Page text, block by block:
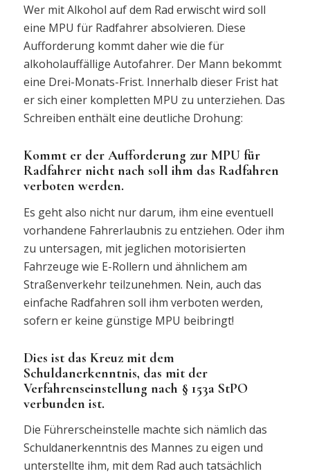
Wer mit Alkohol auf dem Rad erwischt wird soll
eine MPU für Radfahrer absolvieren. Diese
Aufforderung kommt daher wie die für
alkoholauffällige Autofahrer. Der Mann bekommt
eine Drei-Monats-Frist. Innerhalb dieser Frist hat
er sich einer kompletten MPU zu unterziehen. Das
Schreiben enthält eine deutliche Drohung:
Kommt er der Aufforderung zur MPU für
Radfahrer nicht nach soll ihm das Radfahren
verboten werden.
Es geht also nicht nur darum, ihm eine eventuell
vorhandene Fahrerlaubnis zu entziehen. Oder ihm
zu untersagen, mit jeglichen motorisierten
Fahrzeuge wie E-Rollern und ähnlichem am
Straßenverkehr teilzunehmen. Nein, auch das
einfache Radfahren soll ihm verboten werden,
sofern er keine günstige MPU beibringt!
Dies ist das Kreuz mit dem
Schuldanerkenntnis, das mit der
Verfahrenseinstellung nach § 153a StPO
verbunden ist.
Die Führerscheinstelle machte sich nämlich das
Schuldanerkenntnis des Mannes zu eigen und
unterstellte ihm, mit dem Rad auch tatsächlich